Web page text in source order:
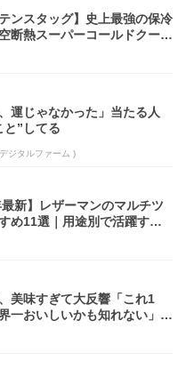
テンスタッグ】史上最強の保冷
断熱スーパーコールドクーラ
、運じゃなかった」当たる人
と”してる
ジタルファーム )
最新】レザーマンのマルチツ
め11選｜用途別で活躍する
美味すぎて大反響「これ1
一おいしいかも知れない」